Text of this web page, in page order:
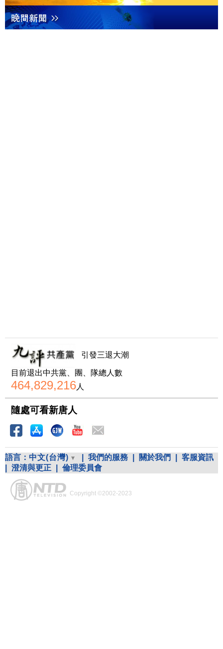
引發三退大潮
目前退出中共黨、團、隊總人數
464,829,216人
隨處可看新唐人
語言： 中文(台灣) 我們的服務 關於我們
客服資訊
澄清與更正 倫理委員會
Copyright ©2002-2023